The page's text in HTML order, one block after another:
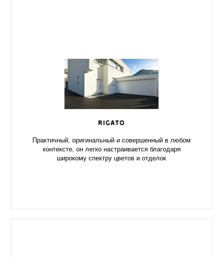
RIGATO
Практичный, оригинальный и совершенный в любом
контексте, он легко настраивается благодаря
широкому спектру цветов и отделок